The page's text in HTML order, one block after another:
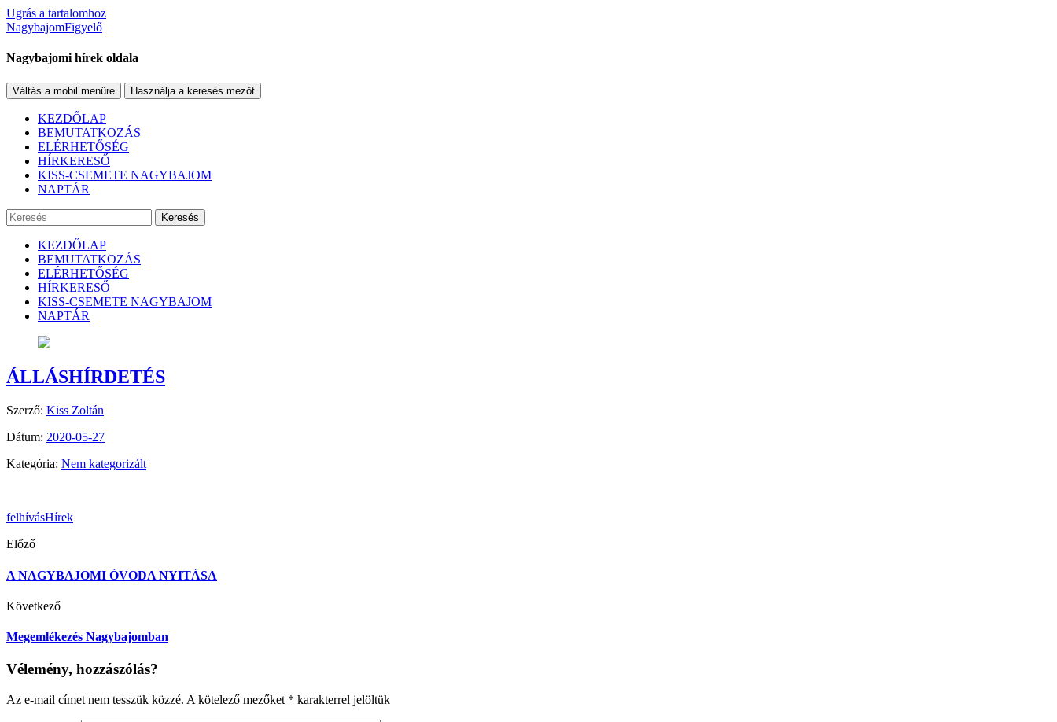
Ugrás a tartalomhoz
NagybajomFigyelő
Nagybajomi hírek oldala
Váltás a mobil menüre Használja a keresés mezőt
KEZDŐLAP
BEMUTATKOZÁS
ELÉRHETŐSÉG
HÍRKERESŐ
KISS-CSEMETE NAGYBAJOM
NAPTÁR
Keresés
KEZDŐLAP
BEMUTATKOZÁS
ELÉRHETŐSÉG
HÍRKERESŐ
KISS-CSEMETE NAGYBAJOM
NAPTÁR
ÁLLÁSHÍRDETÉS
Szerző: Kiss Zoltán
Dátum: 2020-05-27
Kategória: Nem kategorizált
felhívásHírek
Előző
A NAGYBAJOMI ÓVODA NYITÁSA
Következő
Megemlékezés Nagybajomban
Vélemény, hozzászólás?
Az e-mail címet nem tesszük közzé. A kötelező mezőket * karakterrel jelöltük